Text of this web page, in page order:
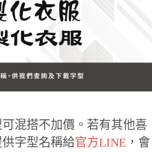
混搭不加價。若有其他喜
字型名稱給官方LINE ，會